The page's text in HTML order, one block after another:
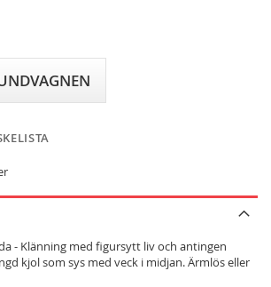
- Klänning med figursytt liv och antingen
kjol som sys med veck i midjan. Ärmlös eller